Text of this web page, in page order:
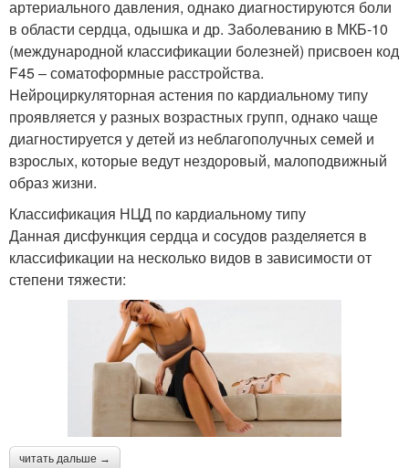
артериального давления, однако диагностируются боли
в области сердца, одышка и др. Заболеванию в МКБ-10
(международной классификации болезней) присвоен код
F45 – соматоформные расстройства.
Нейроциркуляторная астения по кардиальному типу
проявляется у разных возрастных групп, однако чаще
диагностируется у детей из неблагополучных семей и
взрослых, которые ведут нездоровый, малоподвижный
образ жизни.
Классификация НЦД по кардиальному типу
Данная дисфункция сердца и сосудов разделяется в
классификации на несколько видов в зависимости от
степени тяжести:
читать дальше →